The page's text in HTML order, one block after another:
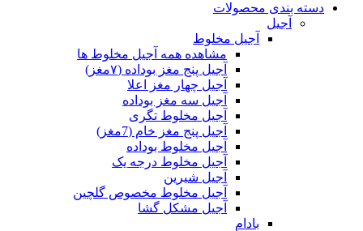
دسته بندی محصولات
آجیل
آجیل مخلوط
مشاهده همه آجیل مخلوط ها
آجیل پنج مغز بوداده (۷مغز)
آجیل چهار مغز اعلا
آجیل سه مغز بوداده
آجیل مخلوط تگری
آجیل پنج مغز خام (7مغز)
آجیل مخلوط بوداده
آجیل مخلوط درجه یک
آجیل شیرین
آجیل مخلوط مخصوص گلچین
آجیل مشکل گشا
بادام